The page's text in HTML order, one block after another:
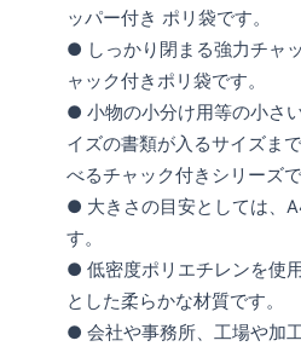
ッパー付き ポリ袋です。
● しっかり閉まる強力チャ
ャック付きポリ袋です。
● 小物の小分け用等の小さ
イズの書類が入るサイズま
べるチャック付きシリーズで
● 大きさの目安としては、
す。
● 低密度ポリエチレンを使
とした柔らかな材質です。
● 会社や事務所、工場や加